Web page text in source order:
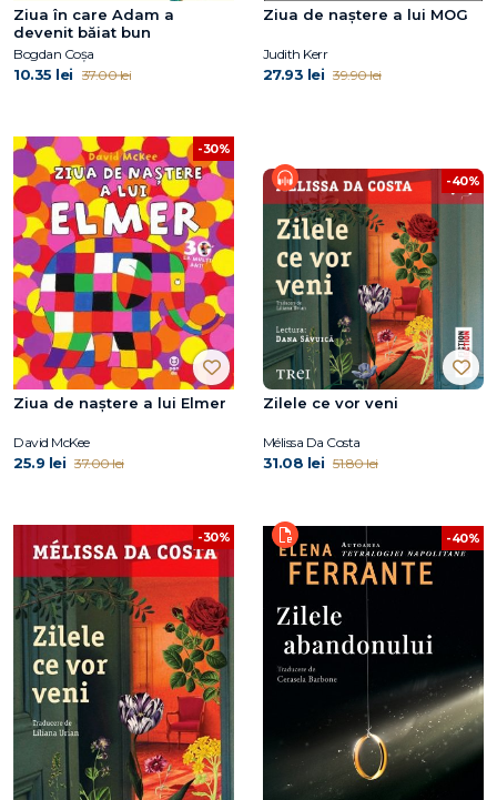
Ziua în care Adam a
devenit băiat bun
Bogdan Coșa
10.35 lei 37.00 lei
Ziua de naștere a lui MOG
Judith Kerr
27.93 lei 39.90 lei
-30%
Ziua de naștere a lui Elmer
David McKee
25.9 lei 37.00 lei
-40%
Zilele ce vor veni
Mélissa Da Costa
31.08 lei 51.80 lei
-30% -40%